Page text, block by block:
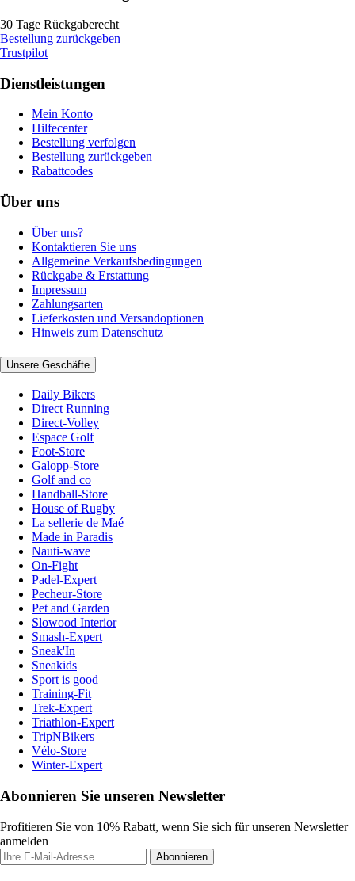
30 Tage Rückgaberecht
Bestellung zurückgeben
Trustpilot
Dienstleistungen
Mein Konto
Hilfecenter
Bestellung verfolgen
Bestellung zurückgeben
Rabattcodes
Über uns
Über uns?
Kontaktieren Sie uns
Allgemeine Verkaufsbedingungen
Rückgabe & Erstattung
Impressum
Zahlungsarten
Lieferkosten und Versandoptionen
Hinweis zum Datenschutz
Unsere Geschäfte
Daily Bikers
Direct Running
Direct-Volley
Espace Golf
Foot-Store
Galopp-Store
Golf and co
Handball-Store
House of Rugby
La sellerie de Maé
Made in Paradis
Nauti-wave
On-Fight
Padel-Expert
Pecheur-Store
Pet and Garden
Slowood Interior
Smash-Expert
Sneak'In
Sneakids
Sport is good
Training-Fit
Trek-Expert
Triathlon-Expert
TripNBikers
Vélo-Store
Winter-Expert
Abonnieren Sie unseren Newsletter
Profitieren Sie von 10% Rabatt, wenn Sie sich für unseren Newsletter
anmelden
Abonnieren